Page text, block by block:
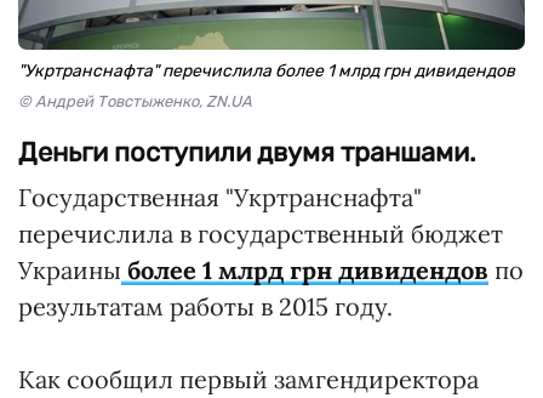
"Укртранснафта" перечислила более 1 млрд грн дивидендов
© Андрей Товстыженко, ZN.UA
Деньги поступили двумя траншами.
Государственная "Укртранснафта"
перечислила в государственный бюджет
Украины более 1 млрд грн дивидендов по
результатам работы в 2015 году.
Как сообщил первый замгендиректора